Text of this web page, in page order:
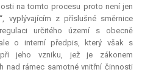
na tomto procesu proto není jen
vyplývajícím z příslušné směrnice
určitého území s obecně
o interní předpis, který však s
jeho vzniku, jež je zákonem
nad rámec samotné vnitřní činnosti